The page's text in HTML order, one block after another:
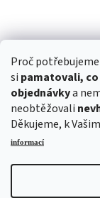
Proč
si pamatovali,
objednávkya
neobtěžovali
Děkujeme, k
informací